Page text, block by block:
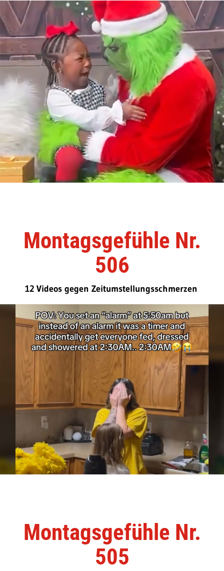
Montagsgefühle Nr.
506
12 Videos gegen Zeitumstellungsschmerzen
Montagsgefühle Nr.
505